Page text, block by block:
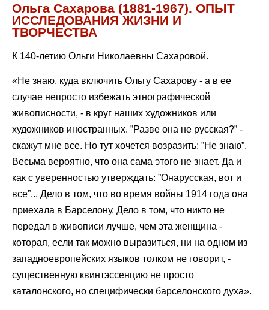
Ольга Сахарова (1881-1967). ОПЫТ
ИССЛЕДОВАНИЯ ЖИЗНИ И
ТВОРЧЕСТВА
К 140-летию Ольги Николаевны Сахаровой.
«Не знаю, куда включить Ольгу Сахарову - а в ее
случае непросто избежать этнографической
живописности, - в круг наших художников или
художников иностранных. ”Разве она не русская?” -
скажут мне все. Но тут хочется возразить: ”Не знаю”.
Весьма вероятно, что она сама этого не знает. Да и
как с уверенностью утверждать: ”Онарусская, вот и
все”... Дело в том, что во время войны 1914 года она
приехала в Барселону. Дело в том, что никто не
передал в живописи лучше, чем эта женщина -
которая, если так можно выразиться, ни на одном из
западноевропейских языков толком не говорит, -
существенную квинтэссенцию не просто
каталонского, но специфически барселонского духа».